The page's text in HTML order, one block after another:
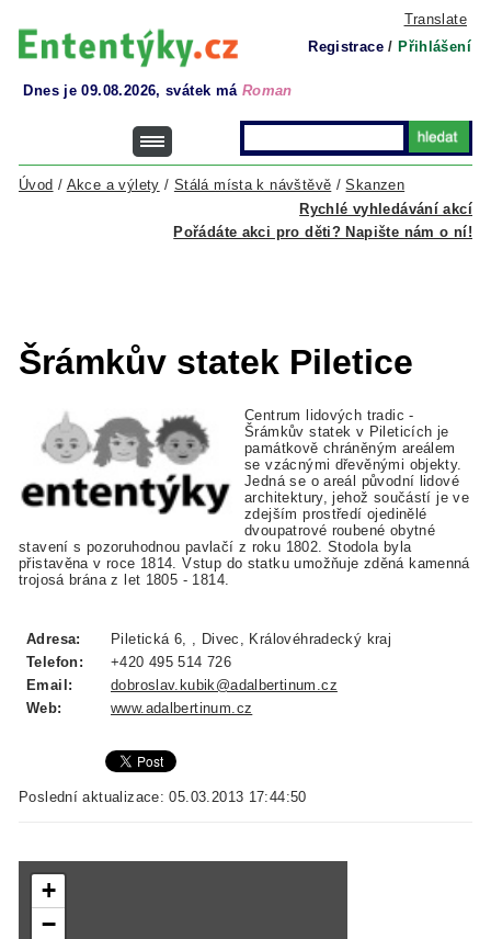
Translate
Registrace / Přihlášení
Dnes je 09.08.2026, svátek má Roman
Rychlé vyhledávání akcí
Úvod / Akce a výlety / Stálá místa k návštěvě /Skanzen
Pořádáte akci pro děti? Napište nám o ní!
Šrámkův statek Piletice
Centrum lidových tradic -
Šrámkův statek v Pileticích je
památkově chráněným areálem
se vzácnými dřevěnými objekty.
Jedná se o areál původní lidové
architektury, jehož součástí je ve
zdejším prostředí ojedinělé
dvoupatrové roubené obytné
stavení s pozoruhodnou pavlačí z roku 1802. Stodola byla
přistavěna v roce 1814. Vstup do statku umožňuje zděná kamenná
trojosá brána z let 1805 - 1814.
Adresa:
Piletická 6, , Divec, Královéhradecký kraj
Telefon:
+420 495 514 726
Email:
dobroslav.kubik@adalbertinum.cz
Web:
www.adalbertinum.cz
Poslední aktualizace: 05.03.2013 17:44:50
+
−